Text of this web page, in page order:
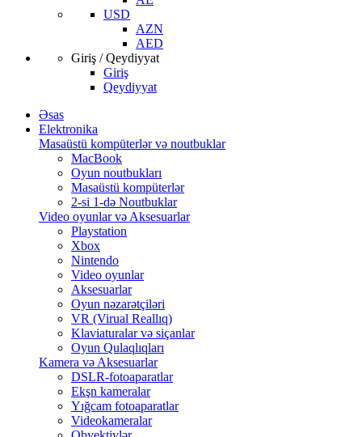
USD
AZN
AED
Giriş / Qeydiyyat
Giriş
Qeydiyyat
Əsas
Elektronika
Masaüstü kompüterlər və noutbuklar
MacBook
Oyun noutbukları
Masaüstü kompüterlər
2-si 1-də Noutbuklar
Video oyunlar və Aksesuarlar
Playstation
Xbox
Nintendo
Video oyunlar
Aksesuarlar
Oyun nəzarətçiləri
VR (Virual Reallıq)
Klaviaturalar və siçanlar
Oyun Qulaqlıqları
Kamera və Aksesuarlar
DSLR-fotoaparatlar
Ekşn kameralar
Yığcam fotoaparatlar
Videokameralar